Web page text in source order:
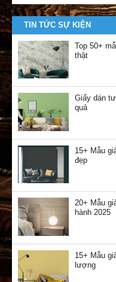
TIN TỨC SỰ KIỆN
Top 50+
thật
Giấy dán
quả
15+ Mẫu
đẹp
20+ Mẫu
hành 2025
15+ Mẫu
lượng